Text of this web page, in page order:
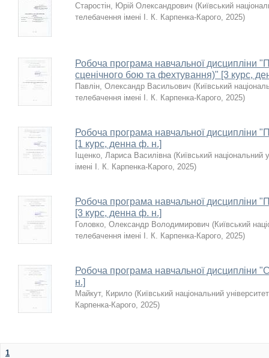
Старостін, Юрій Олександрович (Київський
телебачення імені І. К. Карпенка-Карого, 2025)
Робоча програма навчальної дисципліни
сценічного бою та фехтування)" [3 курс,
Павлін, Олександр Васильович (Київський
телебачення імені І. К. Карпенка-Карого, 2025)
Робоча програма навчальної дисципліни
[1 курс, денна ф. н.]
Іщенко, Лариса Василівна (Київський національний
імені І. К. Карпенка-Карого, 2025)
Робоча програма навчальної дисципліни
[3 курс, денна ф. н.]
Головко, Олександр Володимирович (Київський
телебачення імені І. К. Карпенка-Карого, 2025)
Робоча програма навчальної дисципліни
н.]
Майкут, Кирило (Київський національний
Карпенка-Карого, 2025)
1